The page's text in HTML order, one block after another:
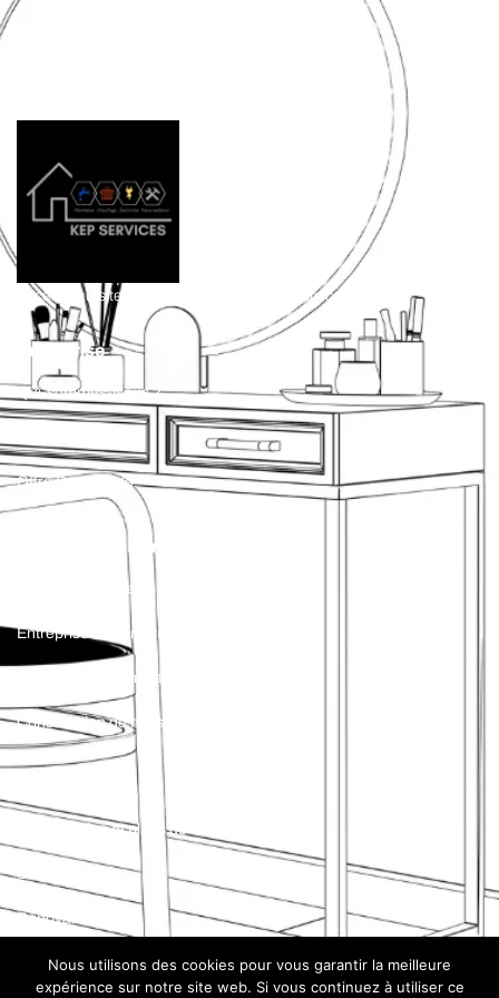
Accéder au site de notre partenaire Kep Services
Entreprise
Qui-sommes-Nous ?
Offre Parrainage
Notre Savoir-Faire
Maîtrise d’oeuvre
Entreprise de construction
Entreprise de rénovation
Construction de maisons sur Mesure
Nos Réalisations
Nos modèles et plans de maisons
Construction
Rénovation
Nous utilisons des cookies pour vous garantir la meilleure
expérience sur notre site web. Si vous continuez à utiliser ce